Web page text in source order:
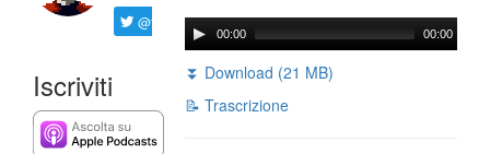
@ftrava
Iscriviti
00:00 00:00
⏬ Download (21 MB)
📝 Trascrizione